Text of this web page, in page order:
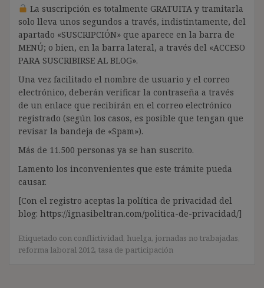
La suscripción es totalmente GRATUITA y tramitarla
solo lleva unos segundos a través, indistintamente, del
apartado «SUSCRIPCIÓN» que aparece en la barra de
MENÚ; o bien, en la barra lateral, a través del «ACCESO
PARA SUSCRIBIRSE AL BLOG».
Una vez facilitado el nombre de usuario y el correo
electrónico, deberán verificar la contraseña a través
de un enlace que recibirán en el correo electrónico
registrado (según los casos, es posible que tengan que
revisar la bandeja de «Spam»).
Más de 11.500 personas ya se han suscrito.
Lamento los inconvenientes que este trámite pueda
causar.
[Con el registro aceptas la política de privacidad del
blog: https://ignasibeltran.com/politica-de-privacidad/]
Etiquetado con conflictividad, huelga, jornadas no trabajadas,
reforma laboral 2012, tasa de participación